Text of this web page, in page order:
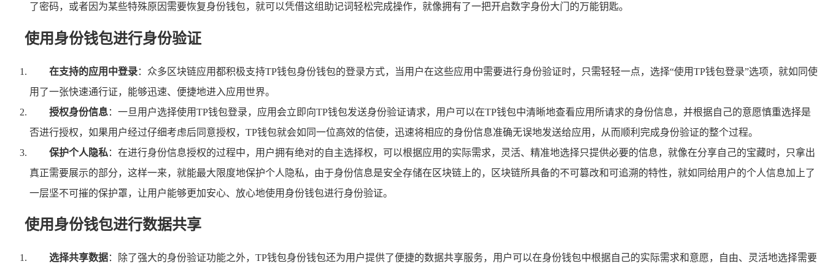
了密码，或者因为某些特殊原因需要恢复身份钱包，就可以凭借这组助记词轻松完成操作，就像拥有了一把开启数字身份大门的万能钥匙。
使用身份钱包进行身份验证
在支持的应用中登录：众多区块链应用都积极支持TP钱包身份钱包的登录方式，当用户在这些应用中需要进行身份验证时，只需轻轻一点，选择“使用TP钱包登录”选项，就如同使
用了一张快速通行证，能够迅速、便捷地进入应用世界。
授权身份信息：一旦用户选择使用TP钱包登录，应用会立即向TP钱包发送身份验证请求，用户可以在TP钱包中清晰地查看应用所请求的身份信息，并根据自己的意愿慎重选择是
否进行授权，如果用户经过仔细考虑后同意授权，TP钱包就会如同一位高效的信使，迅速将相应的身份信息准确无误地发送给应用，从而顺利完成身份验证的整个过程。
保护个人隐私：在进行身份信息授权的过程中，用户拥有绝对的自主选择权，可以根据应用的实际需求，灵活、精准地选择只提供必要的信息，就像在分享自己的宝藏时，只拿出
真正需要展示的部分，这样一来，就能最大限度地保护个人隐私，由于身份信息是安全存储在区块链上的，区块链所具备的不可篡改和可追溯的特性，就如同给用户的个人信息加上了
一层坚不可摧的保护罩，让用户能够更加安心、放心地使用身份钱包进行身份验证。
使用身份钱包进行数据共享
选择共享数据：除了强大的身份验证功能之外，TP钱包身份钱包还为用户提供了便捷的数据共享服务，用户可以在身份钱包中根据自己的实际需求和意愿，自由、灵活地选择需要